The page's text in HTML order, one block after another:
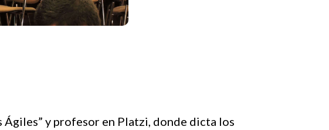
y profesor en Platzi, donde dicta los